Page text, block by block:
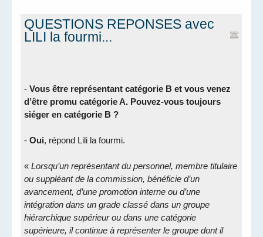
QUESTIONS REPONSES avec
LILI la fourmi...
- Vous être représentant catégorie B et vous venez
d’être promu catégorie A. Pouvez-vous toujours
siéger en catégorie B ?
- Oui, répond Lili la fourmi.
« Lorsqu’un représentant du personnel, membre titulaire
ou suppléant de la commission, bénéficie d’un
avancement, d’une promotion interne ou d’une
intégration dans un grade classé dans un groupe
hiérarchique supérieur ou dans une catégorie
supérieure, il continue à représenter le groupe dont il